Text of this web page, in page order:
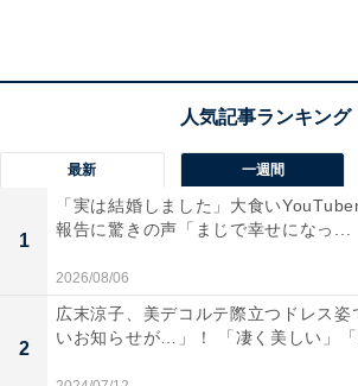
最新 一週間
1
「実は結婚しました」大食い
報告に驚きの声「まじで幸せになっ...
2026/08/06
2
広末涼子、美デコルテ際立つドレス姿
いお知らせが…」！ 「凄く美しい」